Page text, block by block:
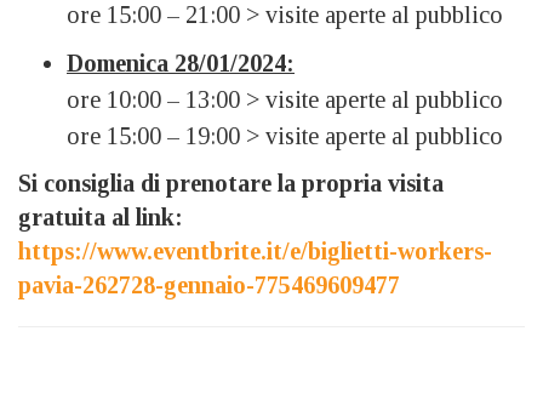
ore 15:00 – 21:00 > visite aperte al pubblico
Domenica 28/01/2024:
ore 10:00 – 13:00 > visite aperte al pubblico
ore 15:00 – 19:00 > visite aperte al pubblico
Si consiglia di prenotare la propria visita
gratuita al link:
https://www.eventbrite.it/e/biglietti-workers-
pavia-262728-gennaio-775469609477